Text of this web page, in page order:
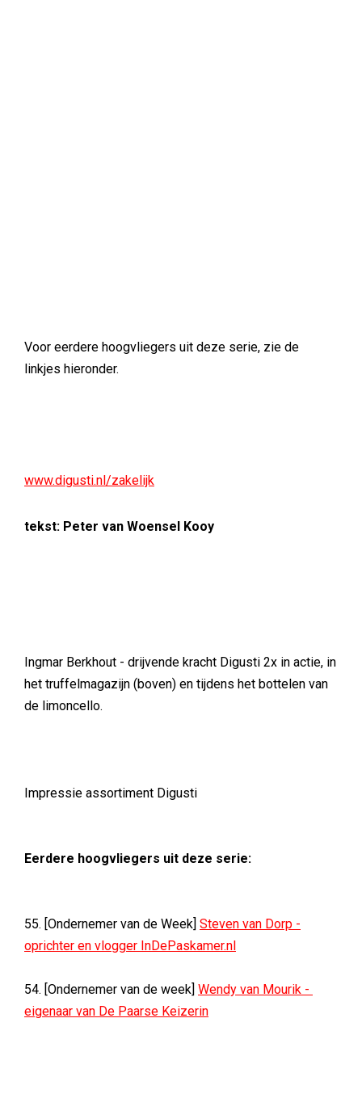
Voor eerdere hoogvliegers uit deze serie, zie de
linkjes hieronder.
www.digusti.nl/zakelijk
tekst: Peter van Woensel Kooy
Ingmar Berkhout - drijvende kracht Digusti 2x in actie, in
het truffelmagazijn (boven) en tijdens het bottelen van
de limoncello.
Impressie assortiment Digusti
Eerdere hoogvliegers uit deze serie:
55. [Ondernemer van de Week] Steven van Dorp -
oprichter en vlogger InDePaskamer.nl
54. [Ondernemer van de week] Wendy van Mourik -
eigenaar van De Paarse Keizerin